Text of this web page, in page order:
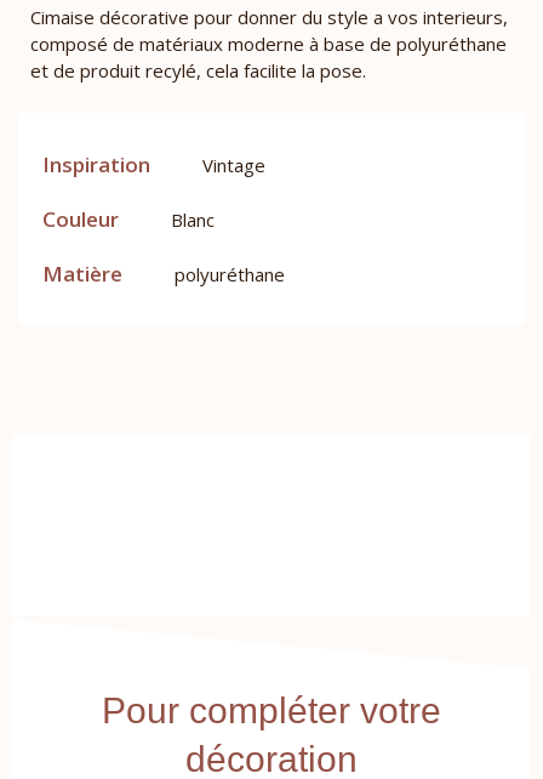
Cimaise décorative pour donner du style a vos interieurs,
composé de matériaux moderne à base de polyuréthane
et de produit recylé, cela facilite la pose.
Inspiration Vintage
Couleur Blanc
Matière polyuréthane
Pour compléter votre
décoration